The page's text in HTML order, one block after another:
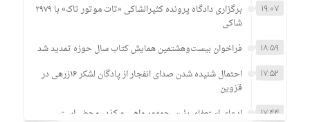
۱۹:۰۷
برگزاری دادگاه پرونده کثیرالشاکی «تات موتور تاک» با ۲۹۷۹
شاکی
۱۸:۵۹ فراخوان بیست‌وهشتمین همایش کتاب سال حوزه تمدید شد
۱۷:۵۲
احتمال شنیده شدن صدای انفجار از پادگان لشکر ۱۶زرهی در
قزوین
۱۷:۴۴ ادعای استعفای رئیس‌جمهور واهی و کذب محض است